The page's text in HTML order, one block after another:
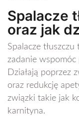
Spalacze
oraz jak
Spalacze tłuszczu
zadanie wspomóc
Działają poprzez
oraz redukcję
związki takie jak
karnityna.